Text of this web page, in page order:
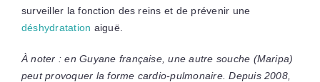
surveiller la fonction des reins et de prévenir une
déshydratation aiguë.
À noter : en Guyane française, une autre souche (Maripa)
peut provoquer la forme cardio-pulmonaire. Depuis 2008,